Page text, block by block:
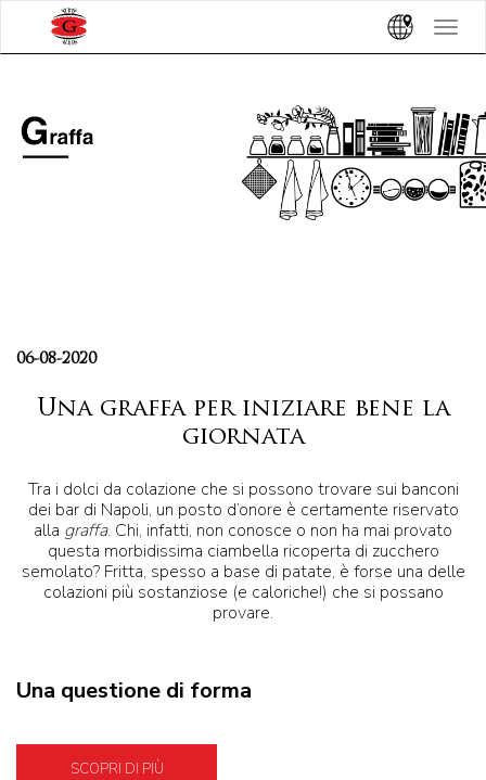
Toggle
06-08-2020
Una graffa per iniziare bene la
giornata
Tra i dolci da colazione che si possono trovare sui banconi
dei bar di Napoli, un posto d’onore è certamente riservato
alla graffa. Chi, infatti, non conosce o non ha mai provato
questa morbidissima ciambella ricoperta di zucchero
semolato? Fritta, spesso a base di patate, è forse una delle
colazioni più sostanziose (e caloriche!) che si possano
provare.
Una questione di forma
SCOPRI DI PIÙ